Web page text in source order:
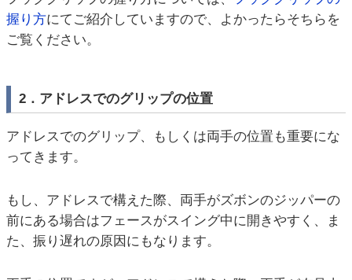
握り方にてご紹介していますので、よかったらそちらを
ご覧ください。
2．アドレスでのグリップの位置
アドレスでのグリップ、もしくは両手の位置も重要にな
ってきます。
もし、アドレスで構えた際、両手がズボンのジッパーの
前にある場合はフェースがスイング中に開きやすく、ま
た、振り遅れの原因にもなります。